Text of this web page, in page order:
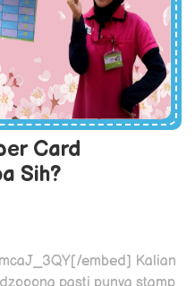
Card
Sih?
embed] Kalian